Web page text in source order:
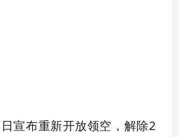
宣布重新开放领空，解除2